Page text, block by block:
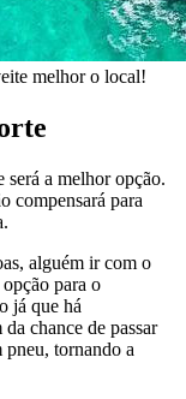
melhor o local!
será a melhor opção.
compensará para
alguém ir com o
para o
já que há
chance de passar
tornando a